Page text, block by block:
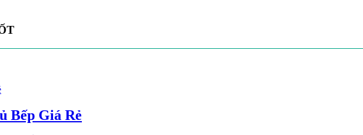
Bếp Giá Rẻ